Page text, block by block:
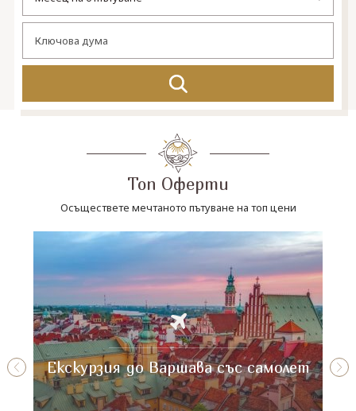
Топ Оферти
Осъществете мечтаното пътуване на топ цени
Екскурзия до Варшава със самолет